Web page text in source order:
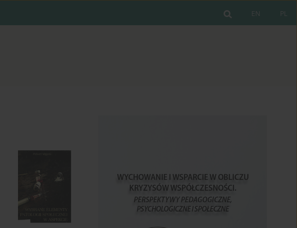
PL
EN